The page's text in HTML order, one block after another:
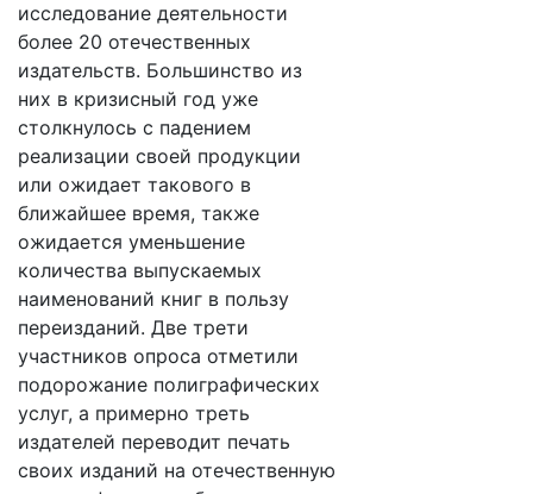
исследование деятельности
более 20 отечественных
издательств. Большинство из
них в кризисный год уже
столкнулось с падением
реализации своей продукции
или ожидает такового в
ближайшее время, также
ожидается уменьшение
количества выпускаемых
наименований книг в пользу
переизданий. Две трети
участников опроса отметили
подорожание полиграфических
услуг, а примерно треть
издателей переводит печать
своих изданий на отечественную